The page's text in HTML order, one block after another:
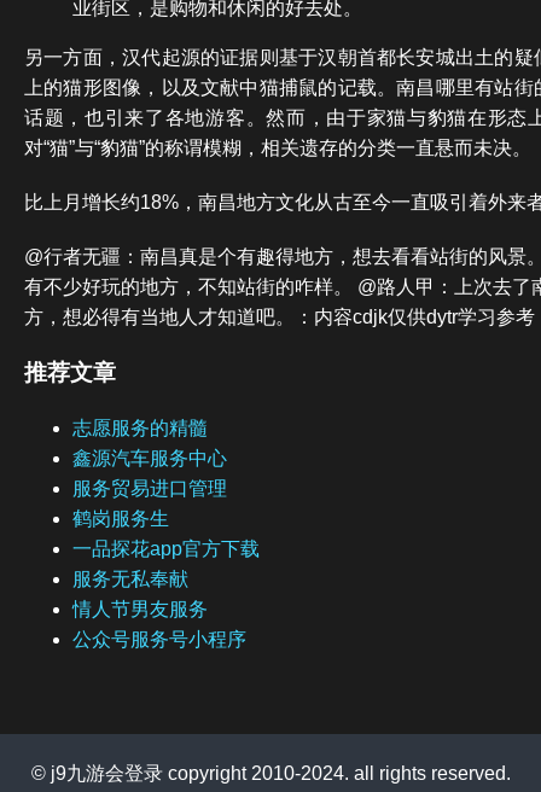
业街区，是购物和休闲的好去处。
另一方面，汉代起源的证据则基于汉朝首都长安城出土的
上的猫形图像，以及文献中猫捕鼠的记载。南昌哪里有站
话题，也引来了各地游客。然而，由于家猫与豹猫在形态
对“猫”与“豹猫”的称谓模糊，相关遗存的分类一直悬而未决。
比上月增长约18%，南昌地方文化从古至今一直吸引着外来
@行者无疆：南昌真是个有趣得地方，想去看看站街的风景
有不少好玩的地方，不知站街的咋样。 @路人甲：上次去了
方，想必得有当地人才知道吧。：内容cdjk仅供dytr学习参考
推荐文章
志愿服务的精髓
鑫源汽车服务中心
服务贸易进口管理
鹤岗服务生
一品探花app官方下载
服务无私奉献
情人节男友服务
公众号服务号小程序
© j9九游会登录 copyright 2010-2024. all rights reserved.